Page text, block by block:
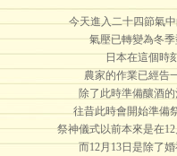
今天進入二十四節氣
氣壓已轉變為冬
日本在這個時
農家的作業已經告
除了此時準備釀酒
往昔此時會開始準備
祭神儀式以前本來是在
而12月13日是除了